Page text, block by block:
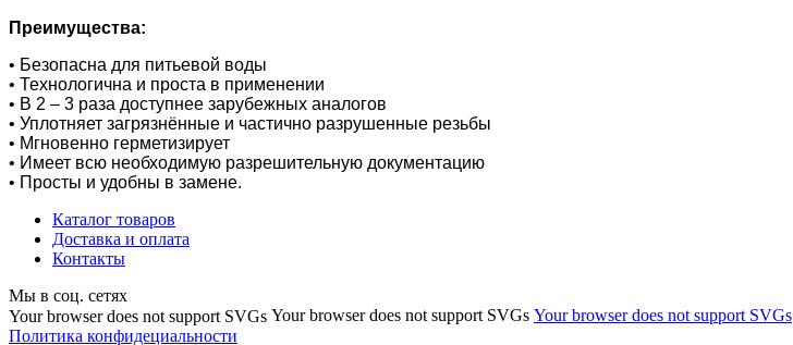
Преимущества:
• Безопасна для питьевой воды
• Технологична и проста в применении
• В 2 – 3 раза доступнее зарубежных аналогов
• Уплотняет загрязнённые и частично разрушенные резьбы
• Мгновенно герметизирует
• Имеет всю необходимую разрешительную документацию
• Просты и удобны в замене.
Каталог товаров
Доставка и оплата
Контакты
Мы в соц. сетях
Your browser does not support SVGs Your browser does not support SVGs Your browser does not support SVGs
Политика конфидециальности